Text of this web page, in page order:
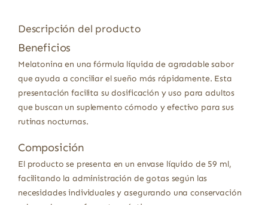
Descripción del producto
Beneficios
Melatonina en una fórmula líquida de agradable sabor
que ayuda a conciliar el sueño más rápidamente. Esta
presentación facilita su dosificación y uso para adultos
que buscan un suplemento cómodo y efectivo para sus
rutinas nocturnas.
Composición
El producto se presenta en un envase líquido de 59 ml,
facilitando la administración de gotas según las
necesidades individuales y asegurando una conservación